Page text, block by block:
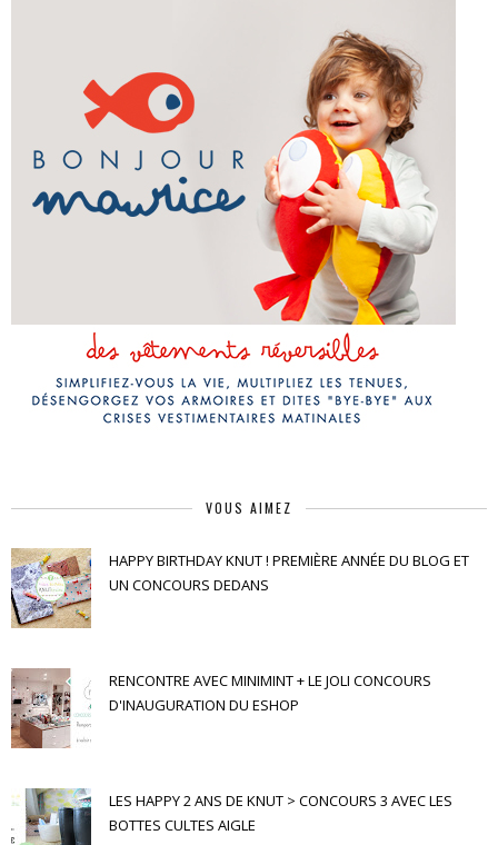
VOUS AIMEZ
HAPPY BIRTHDAY KNUT ! PREMIÈRE ANNÉE DU BLOG ET
UN CONCOURS DEDANS
RENCONTRE AVEC MINIMINT + LE JOLI CONCOURS
D'INAUGURATION DU ESHOP
LES HAPPY 2 ANS DE KNUT > CONCOURS 3 AVEC LES
BOTTES CULTES AIGLE